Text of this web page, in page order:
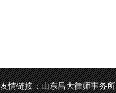
友情链接：山东昌大律师事务所